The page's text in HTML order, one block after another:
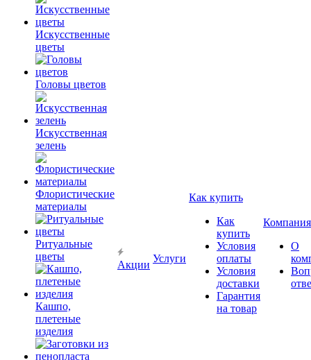
Искусственные
цветы
Головы цветов
Искусственная
зелень
Флористические
материалы
Ритуальные
цветы
Кашпо,
плетеные
изделия
Акции
Услуги
Как купить
Как
купить
Условия
оплаты
Условия
доставки
Гарантия
на товар
Компания
О